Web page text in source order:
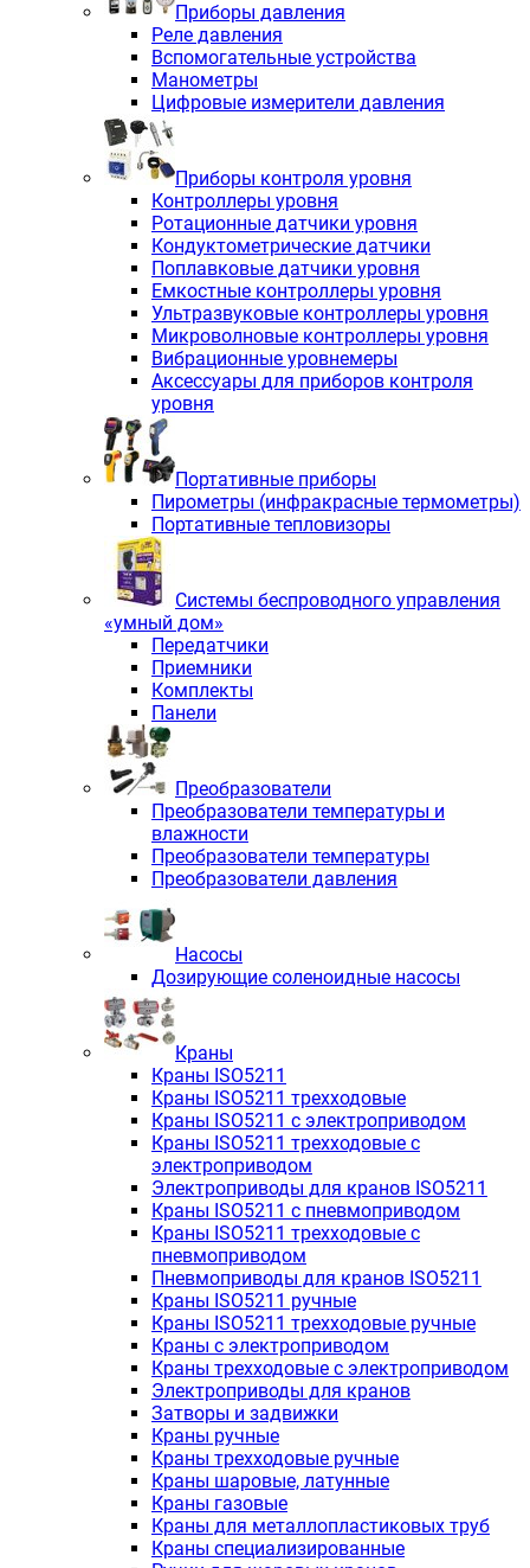
Приборы давления
Реле давления
Вспомогательные устройства
Манометры
Цифровые измерители давления
Приборы контроля уровня
Контроллеры уровня
Ротационные датчики уровня
Кондуктометрические датчики
Поплавковые датчики уровня
Емкостные контроллеры уровня
Ультразвуковые контроллеры уровня
Микроволновые контроллеры уровня
Вибрационные уровнемеры
Аксессуары для приборов контроля
уровня
Портативные приборы
Пирометры (инфракрасные термометры)
Портативные тепловизоры
Системы беспроводного управления
«умный дом»
Передатчики
Приемники
Комплекты
Панели
Преобразователи
Преобразователи температуры и
влажности
Преобразователи температуры
Преобразователи давления
Насосы
Дозирующие соленоидные насосы
Краны
Краны ISO5211
Краны ISO5211 трехходовые
Краны ISO5211 с электроприводом
Краны ISO5211 трехходовые с
электроприводом
Электроприводы для кранов ISO5211
Краны ISO5211 с пневмоприводом
Краны ISO5211 трехходовые с
пневмоприводом
Пневмоприводы для кранов ISO5211
Краны ISO5211 ручные
Краны ISO5211 трехходовые ручные
Краны с электроприводом
Краны трехходовые с электроприводом
Электроприводы для кранов
Затворы и задвижки
Краны ручные
Краны трехходовые ручные
Краны шаровые, латунные
Краны газовые
Краны для металлопластиковых труб
Краны специализированные